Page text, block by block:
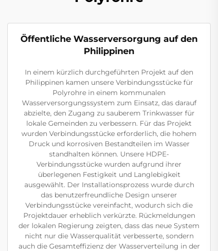
Öffentliche Wasserversorgung auf den
Philippinen
In einem kürzlich durchgeführten Projekt auf den
Philippinen kamen unsere Verbindungsstücke für
Polyrohre in einem kommunalen
Wasserversorgungssystem zum Einsatz, das darauf
abzielte, den Zugang zu sauberem Trinkwasser für
lokale Gemeinden zu verbessern. Für das Projekt
wurden Verbindungsstücke erforderlich, die hohem
Druck und korrosiven Bestandteilen im Wasser
standhalten können. Unsere HDPE-
Verbindungsstücke wurden aufgrund ihrer
überlegenen Festigkeit und Langlebigkeit
ausgewählt. Der Installationsprozess wurde durch
das benutzerfreundliche Design unserer
Verbindungsstücke vereinfacht, wodurch sich die
Projektdauer erheblich verkürzte. Rückmeldungen
der lokalen Regierung zeigten, dass das neue System
nicht nur die Wasserqualität verbesserte, sondern
auch die Gesamteffizienz der Wasserverteilung in der